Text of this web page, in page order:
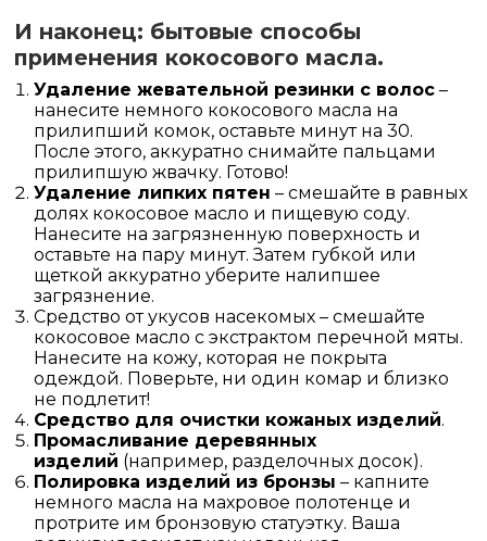
И наконец: бытовые способы
применения кокосового масла.
Удаление жевательной резинки с волос –
нанесите немного кокосового масла на
прилипший комок, оставьте минут на 30.
После этого, аккуратно снимайте пальцами
прилипшую жвачку. Готово!
Удаление липких пятен – смешайте в равных
долях кокосовое масло и пищевую соду.
Нанесите на загрязненную поверхность и
оставьте на пару минут. Затем губкой или
щеткой аккуратно уберите налипшее
загрязнение.
Средство от укусов насекомых – смешайте
кокосовое масло с экстрактом перечной мяты.
Нанесите на кожу, которая не покрыта
одеждой. Поверьте, ни один комар и близко
не подлетит!
Средство для очистки кожаных изделий.
Промасливание деревянных
изделий (например, разделочных досок).
Полировка изделий из бронзы – капните
немного масла на махровое полотенце и
протрите им бронзовую статуэтку. Ваша